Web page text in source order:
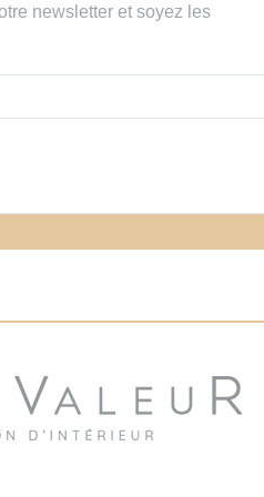
newsletter et soyez les